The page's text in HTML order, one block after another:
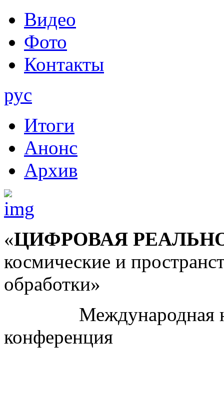
Видео
Фото
Контакты
рус
Итоги
Анонс
Архив
«ЦИФРОВАЯ
космические и
обработки»
Международная
конференция